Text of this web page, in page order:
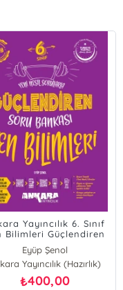
Yayıncılık 6. Sınıf
Bilimleri Güçlendiren
Soru Bankası
Eyüp Şenol
Yayıncılık (Hazırlık)
₺400,00